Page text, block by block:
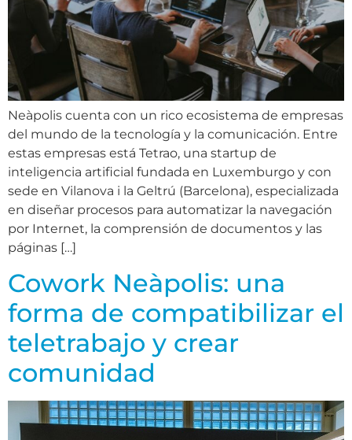
Neàpolis cuenta con un rico ecosistema de empresas
del mundo de la tecnología y la comunicación. Entre
estas empresas está Tetrao, una startup de
inteligencia artificial fundada en Luxemburgo y con
sede en Vilanova i la Geltrú (Barcelona), especializada
en diseñar procesos para automatizar la navegación
por Internet, la comprensión de documentos y las
páginas […]
Cowork Neàpolis: una
forma de compatibilizar el
teletrabajo y crear
comunidad